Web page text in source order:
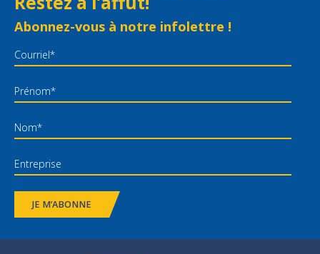
Abonnez-vous à notre infolettre !
JE M’ABONNE